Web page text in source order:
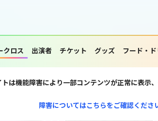
クロス 出演者 チケット グッズ フード・
は機能障害により一部コンテンツが正常に表示
障害についてはこちらをご確認くださ